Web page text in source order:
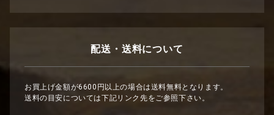
配送・送料について
お買上げ金額が6600円以上の場合は送料無料となります。
送料の目安については下記リンク先をご参照下さい。